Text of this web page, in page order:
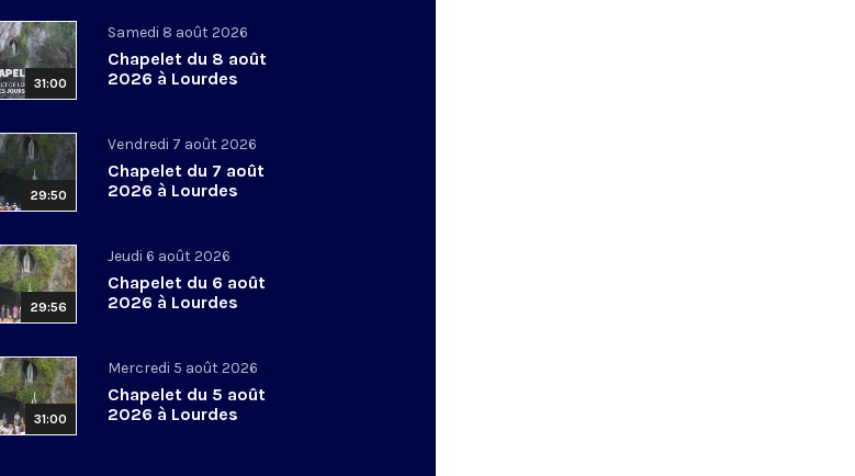
31:00
Samedi 8 août 2026
Chapelet du 8 août
2026 à Lourdes
29:50
Vendredi 7 août 2026
Chapelet du 7 août
2026 à Lourdes
29:56
Jeudi 6 août 2026
Chapelet du 6 août
2026 à Lourdes
31:00
Mercredi 5 août 2026
Chapelet du 5 août
2026 à Lourdes